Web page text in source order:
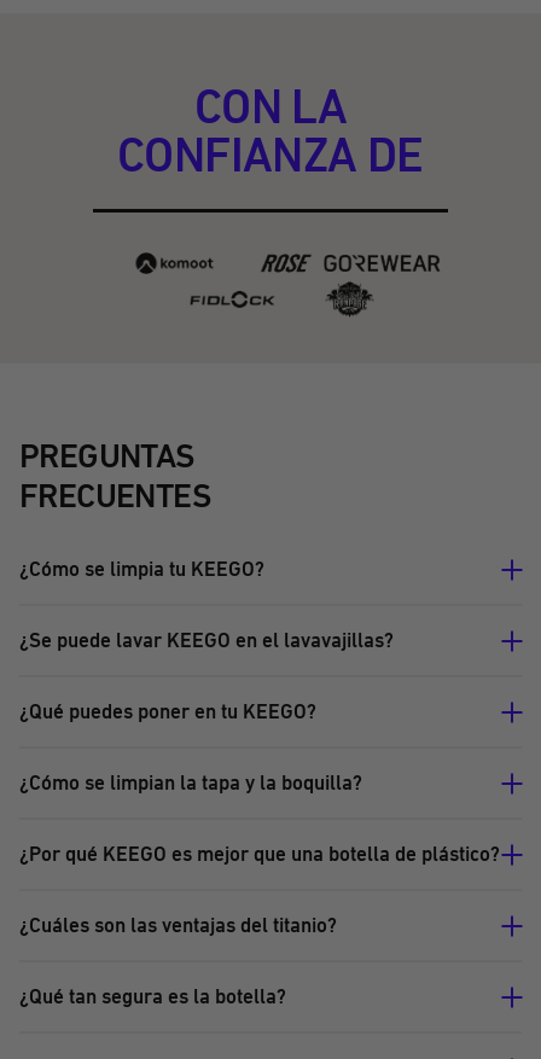
CON LA
CONFIANZA DE
PREGUNTAS
FRECUENTES
¿Cómo se limpia tu KEEGO?
¿Se puede lavar KEEGO en el lavavajillas?
¿Qué puedes poner en tu KEEGO?
¿Cómo se limpian la tapa y la boquilla?
¿Por qué KEEGO es mejor que una botella de plástico?
¿Cuáles son las ventajas del titanio?
¿Qué tan segura es la botella?